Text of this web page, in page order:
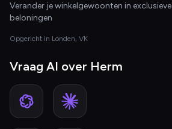
Verander je winkelgewoonten in exclusieve
beloningen
Opgericht in Londen, VK
Vraag AI over Herm